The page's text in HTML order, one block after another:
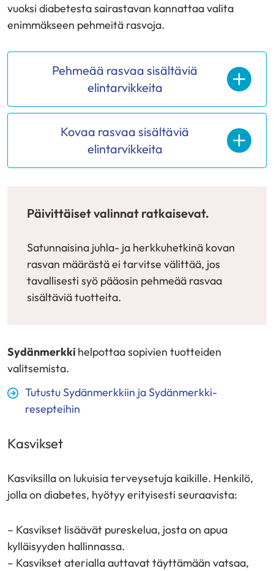
vuoksi diabetesta sairastavan kannattaa valita
enimmäkseen pehmeitä rasvoja.
Pehmeää rasvaa sisältäviä
elintarvikkeita
Kovaa rasvaa sisältäviä
elintarvikkeita
Päivittäiset valinnat ratkaisevat.
Satunnaisina juhla- ja herkkuhetkinä kovan
rasvan määrästä ei tarvitse välittää, jos
tavallisesti syö pääosin pehmeää rasvaa
sisältäviä tuotteita.
Sydänmerkki helpottaa sopivien tuotteiden
valitsemista.
Tutustu Sydänmerkkiin ja Sydänmerkki-
resepteihin
Kasvikset
Kasviksilla on lukuisia terveysetuja kaikille. Henkilö,
jolla on diabetes, hyötyy erityisesti seuraavista:
– Kasvikset lisäävät pureskelua, josta on apua
kylläisyyden hallinnassa.
– Kasvikset aterialla auttavat täyttämään vatsaa,